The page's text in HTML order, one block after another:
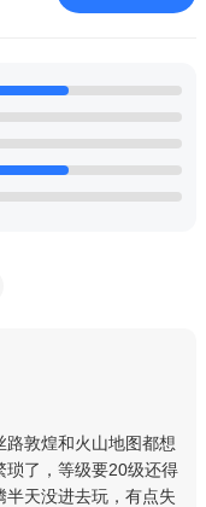
临其境的极致体验！
真实投掷品投掷轨
完美操作手感，比真
路敦煌和火山地图都想
琐了，等级要20级还得
天没进去玩，有点失